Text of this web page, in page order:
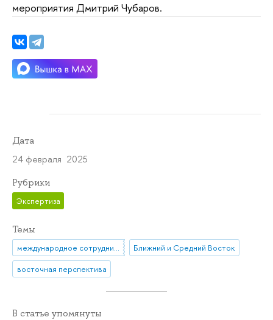
мероприятия Дмитрий Чубаров.
Дата
24 февраля 2025
Рубрики
Экспертиза
Темы
международное сотрудничество
Ближний и Средний Восток
восточная перспектива
В статье упомянуты